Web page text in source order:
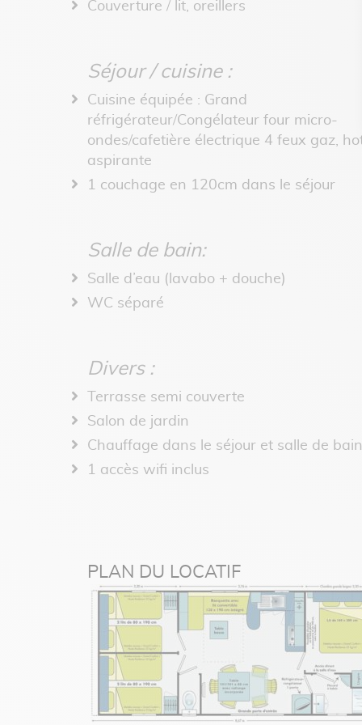
Couverture / lit, oreillers
Séjour / cuisine :
Cuisine équipée : Grand
réfrigérateur/Congélateur four micro-
ondes/cafetière électrique 4 feux gaz,
aspirante
1 couchage en 120cm dans le séjour
Salle de bain:
Salle d’eau (lavabo + douche)
WC séparé
Divers :
Terrasse semi couverte
Salon de jardin
Chauffage dans le séjour et salle de bain
1 accès wifi inclus
PLAN DU LOCATIF